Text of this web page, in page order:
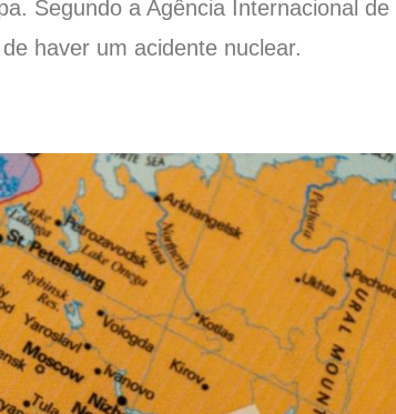
Segundo a Agência Internacional de
haver um acidente nuclear.